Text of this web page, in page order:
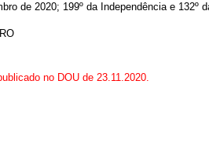
de 2020; 199º da Independência e 132º
no DOU de 23.11.2020.